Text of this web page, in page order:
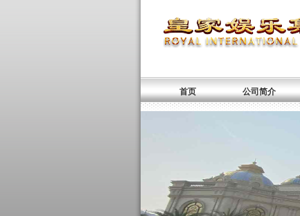
首页 公司简介